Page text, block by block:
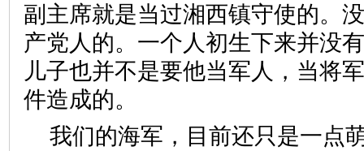
副主席就是当过湘西镇守使的。
产党人的。一个人初生下来并没
儿子也并不是要他当军人，当将
件造成的。
我们的海军，目前还只是一点